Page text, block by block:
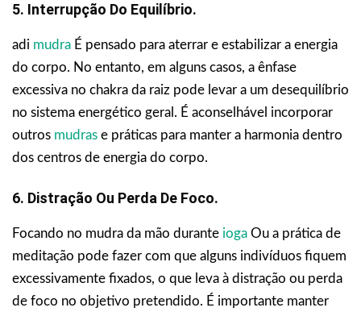
5. Interrupção Do Equilíbrio.
adi mudra É pensado para aterrar e estabilizar a energia
do corpo. No entanto, em alguns casos, a ênfase
excessiva no chakra da raiz pode levar a um desequilíbrio
no sistema energético geral. É aconselhável incorporar
outros mudras e práticas para manter a harmonia dentro
dos centros de energia do corpo.
6. Distração Ou Perda De Foco.
Focando no mudra da mão durante ioga Ou a prática de
meditação pode fazer com que alguns indivíduos fiquem
excessivamente fixados, o que leva à distração ou perda
de foco no objetivo pretendido. É importante manter